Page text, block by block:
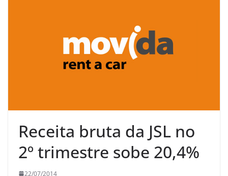
Receita bruta da JSL no
2º trimestre sobe 20,4%
22/07/2014